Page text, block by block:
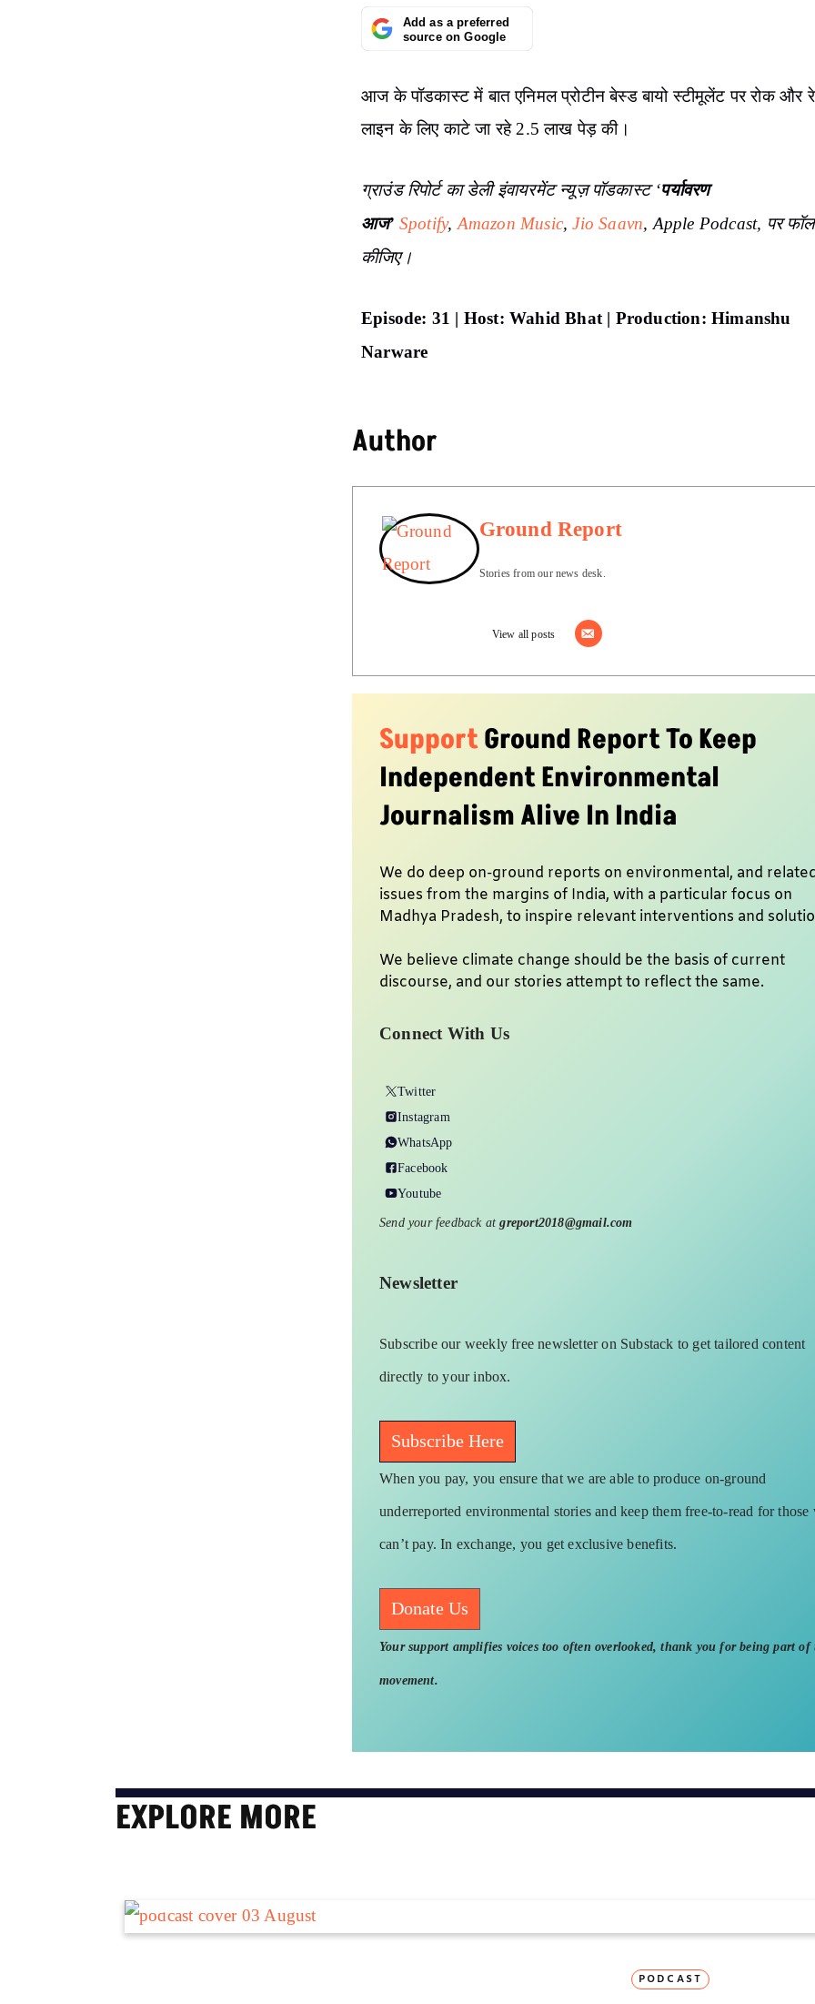
Add as a preferred
source on Google
आज के पॉडकास्ट में बात एनिमल प्रोटीन बेस्ड बायो स्टीमूलेंट पर रोक और
लाइन के लिए काटे जा रहे 2.5 लाख पेड़ की।
ग्राउंड रिपोर्ट का डेली इंवायरमेंट न्यूज़ पॉडकास्ट ‘पर्यावरण
आज’ Spotify, Amazon Music,Jio Saavn, Apple Podcast, पर
कीजिए।
Episode: 31 | Host: Wahid Bhat | Production: Himanshu
Narware
Author
Ground Report
Stories from our news desk.
View all posts
SupportGround Report To Keep
Independent Environmental
Journalism Alive In India
We do deep on-ground reports on environmental, and
issues from the margins of India, with a particular focus on
Madhya Pradesh, to inspire relevant interventions and
We believe climate change should be the basis of current
discourse, and our stories attempt to reflect the same.
Connect With Us
Twitter
Instagram
WhatsApp
Facebook
Youtube
Send your feedback atgreport2018@gmail.com
Newsletter
Subscribe our weekly free newsletter on Substack to get tailored content
directly to your inbox.
Subscribe Here
When you pay, you ensure that we are able to produce on-ground
underreported environmental stories and keep them free-to-read for those
can’t pay. In exchange, you get exclusive benefits.
Donate Us
Your support amplifies voices too often overlooked, thank you for being part of
movement.
EXPLORE MORE
PODCAST